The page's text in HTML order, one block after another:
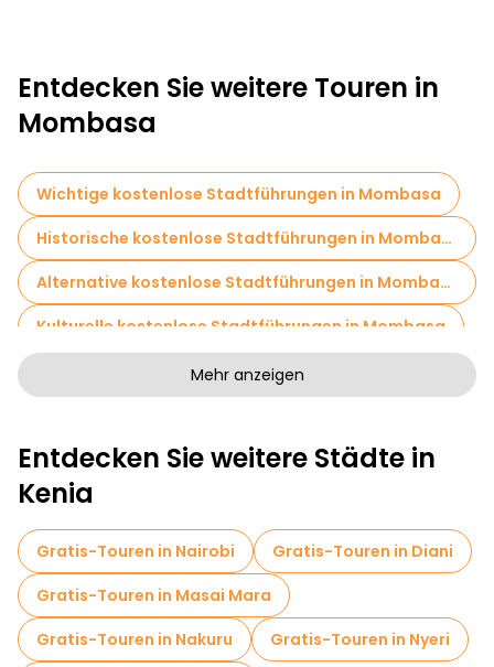
Entdecken Sie weitere Touren in
Mombasa
Wichtige kostenlose Stadtführungen in Mombasa
Historische kostenlose Stadtführungen in Mombasa
Alternative kostenlose Stadtführungen in Mombasa
Kulturelle kostenlose Stadtführungen in Mombasa
Kostenlose Rundgänge für Familien in Mombasa
Kreuzfahrten in Mombasa
Museen in Mombasa
Kostenlose Altstadtbesichtigung in Mombasa
Markttouren in Mombasa
Lokale Verkostungstouren in Mombasa
Fahrradtouren in Mombasa
Mehr anzeigen
Entdecken Sie weitere Städte in
Kenia
Gratis-Touren in Nairobi
Gratis-Touren in Diani
Gratis-Touren in Masai Mara
Gratis-Touren in Nakuru
Gratis-Touren in Nyeri